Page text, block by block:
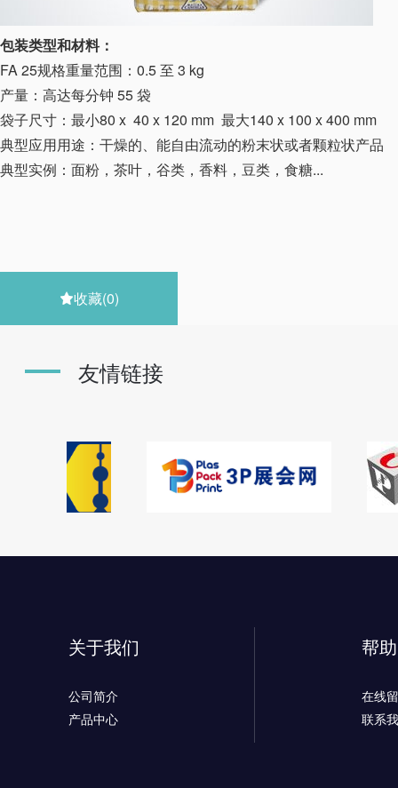
包装类型和材料：
FA 25规格重量范围：0.5 至 3 kg
产量：高达每分钟 55 袋
袋子尺寸：最小80 x 40 x 120 mm 最大140 x 100 x 400 mm
典型应用用途：干燥的、能自由流动的粉末状或者颗粒状产品
典型实例：面粉，茶叶，谷类，香料，豆类，食糖...
收藏(0)
友情链接
关于我们
公司简介
产品中心
帮
在线
联系